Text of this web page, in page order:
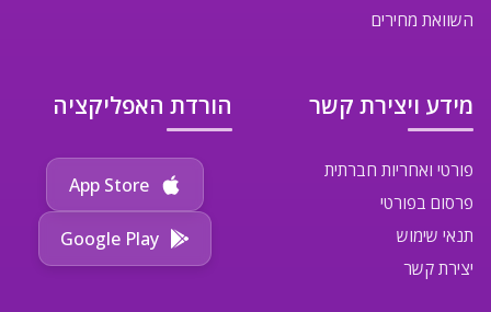
השוואת מחירים
מידע ויצירת קשר
פורטי ואחריות חברתית
פרסום בפורטי
תנאי שימוש
יצירת קשר
הורדת האפליקציה
App Store
Google Play